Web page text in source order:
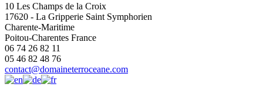
10 Les Champs de la Croix
17620 - La Gripperie Saint Symphorien
Charente-Maritime
Poitou-Charentes France
06 74 26 82 11
05 46 82 48 76
contact@domaineterroceane.com